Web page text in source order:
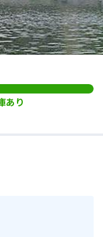
あり